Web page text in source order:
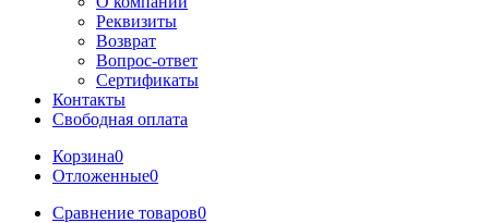
Реквизиты
Возврат
Вопрос-ответ
Сертификаты
Контакты
Свободная оплата
Корзина0
Отложенные0
Сравнение товаров0